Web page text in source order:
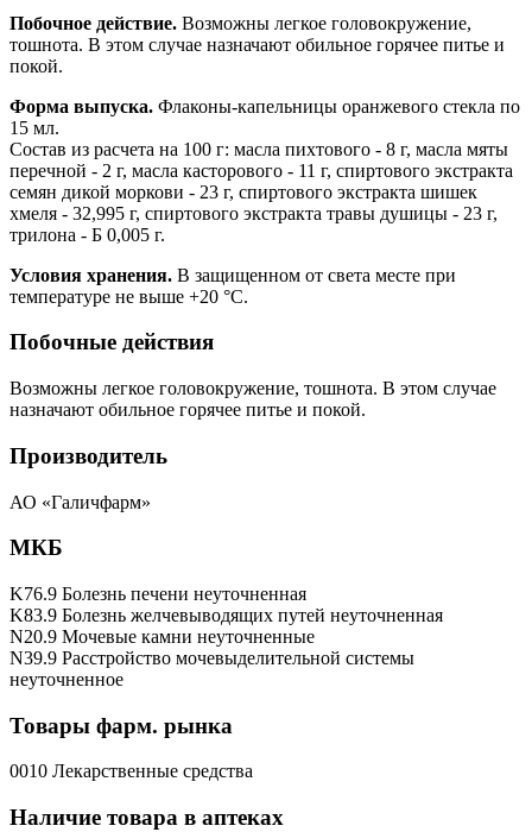
Побочное действие. Возможны легкое головокружение,
тошнота. В этом случае назначают обильное горячее питье и
покой.
Форма выпуска. Флаконы-капельницы оранжевого стекла по
15 мл.
Состав из расчета на 100 г: масла пихтового - 8 г, масла мяты
перечной - 2 г, масла касторового - 11 г, спиртового экстракта
семян дикой моркови - 23 г, спиртового экстракта шишек
хмеля - 32,995 г, спиртового экстракта травы душицы - 23 г,
трилона - Б 0,005 г.
Условия хранения. В защищенном от света месте при
температуре не выше +20 °С.
Побочные действия
Возможны легкое головокружение, тошнота. В этом случае
назначают обильное горячее питье и покой.
Производитель
АО «Галичфарм»
МКБ
K76.9 Болезнь печени неуточненная
K83.9 Болезнь желчевыводящих путей неуточненная
N20.9 Мочевые камни неуточненные
N39.9 Расстройство мочевыделительной системы
неуточненное
Товары фарм. рынка
0010 Лекарственные средства
Наличие товара в аптеках